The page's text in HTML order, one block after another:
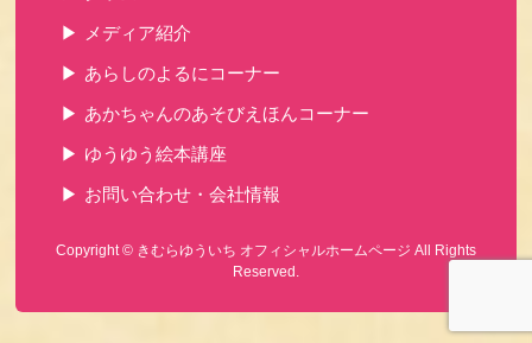
メディア紹介
あらしのよるにコーナー
あかちゃんのあそびえほんコーナー
ゆうゆう絵本講座
お問い合わせ・会社情報
Copyright © きむらゆういち オフィシャルホームページ All Rights
Reserved.